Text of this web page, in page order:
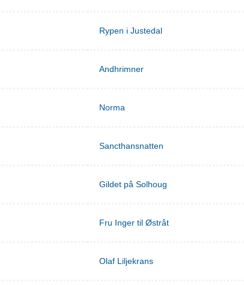
Rypen i Justedal
Andhrimner
Norma
Sancthansnatten
Gildet på Solhoug
Fru Inger til Østråt
Olaf Liljekrans